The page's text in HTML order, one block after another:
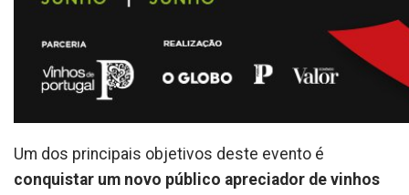
Um dos principais objetivos deste evento é
conquistar um novo público apreciador de vinhos